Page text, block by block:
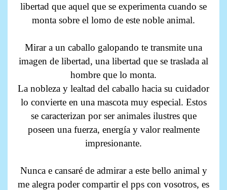
libertad que aquel que se experimenta cuando se
monta sobre el lomo de este noble animal.
Mirar a un caballo galopando te transmite una
imagen de libertad, una libertad que se traslada al
hombre que lo monta.
La nobleza y lealtad del caballo hacia su cuidador
lo convierte en una mascota muy especial. Estos
se caracterizan por ser animales ilustres que
poseen una fuerza, energía y valor realmente
impresionante.
Nunca e cansaré de admirar a este bello animal y
me alegra poder compartir el pps con vosotros, es